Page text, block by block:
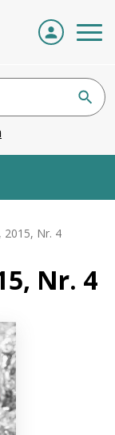
2015, Nr. 4
Nr. 4